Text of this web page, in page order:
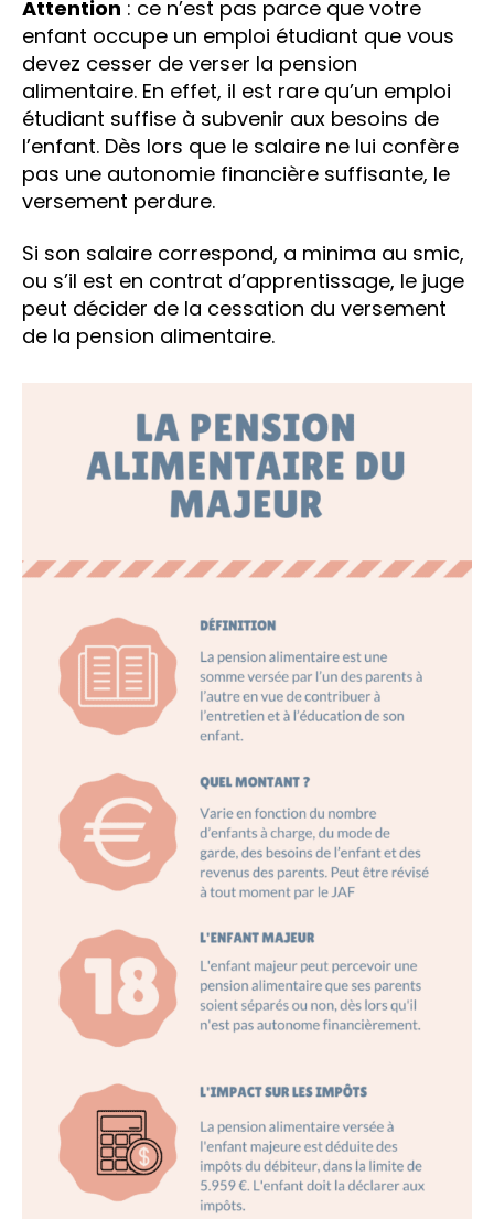
Attention : ce n’est pas parce que votre
enfant occupe un emploi étudiant que vous
devez cesser de verser la pension
alimentaire. En effet, il est rare qu’un emploi
étudiant suffise à subvenir aux besoins de
l’enfant. Dès lors que le salaire ne lui confère
pas une autonomie financière suffisante, le
versement perdure.
Si son salaire correspond, a minima au smic,
ou s’il est en contrat d’apprentissage, le juge
peut décider de la cessation du versement
de la pension alimentaire.